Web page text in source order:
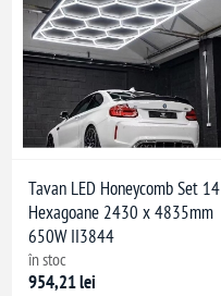
Tavan LED Honeycomb Set 14
Hexagoane 2430 x 4835mm
650W II3844
în stoc
954,21 lei